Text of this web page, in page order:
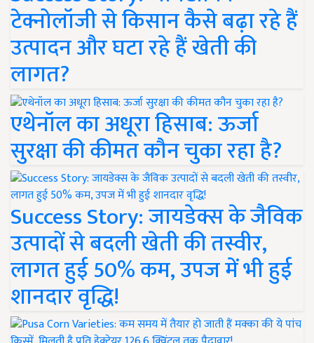
टेक्नोलॉजी से किसान कैसे बढ़ा रहे हैं
उत्पादन और घटा रहे हैं खेती की
लागत?
एथेनॉल का अधूरा हिसाब: ऊर्जा
सुरक्षा की कीमत कौन चुका रहा है?
Success Story: जायडेक्स के जैविक
उत्पादों से बदली खेती की तस्वीर,
लागत हुई 50% कम, उपज में भी हुई
शानदार वृद्धि!